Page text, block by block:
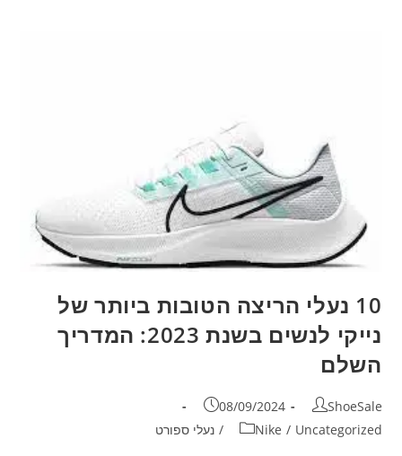
10 נעלי הריצה הטובות ביותר של
נייקי לנשים בשנת 2023: המדריך
השלם
ShoeSale
08/09/2024
Nike / Uncategorized
/ נעלי ספורט